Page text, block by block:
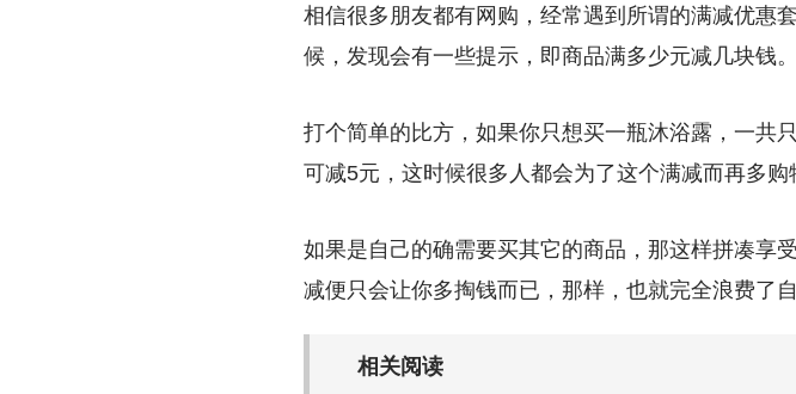
相信很多朋友都有网购，经常遇到所谓的满减优惠
候，发现会有一些提示，即商品满多少元减几块钱
打个简单的比方，如果你只想买一瓶沐浴露，一共
可减5元，这时候很多人都会为了这个满减而再多购
如果是自己的确需要买其它的商品，那这样拼凑享
减便只会让你多掏钱而已，那样，也就完全浪费了自
相关阅读